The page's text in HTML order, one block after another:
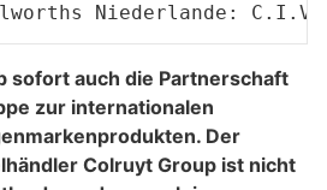
Niederlande: C.I.V
sofort auch die Partnerschaft
zur internationalen
Der
Colruyt Group ist nicht